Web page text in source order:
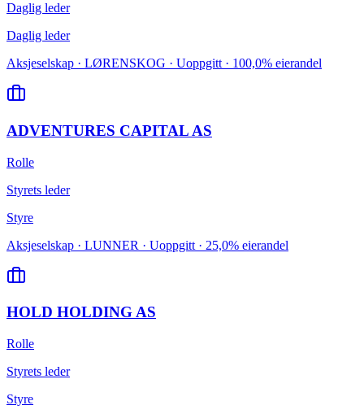
Daglig leder
Daglig leder
Aksjeselskap · LØRENSKOG · Uoppgitt · 100,0% eierandel
ADVENTURES CAPITAL AS
Rolle
Styrets leder
Styre
Aksjeselskap · LUNNER · Uoppgitt · 25,0% eierandel
HOLD HOLDING AS
Rolle
Styrets leder
Styre